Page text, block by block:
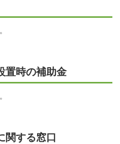
置時の補助金
関する窓口